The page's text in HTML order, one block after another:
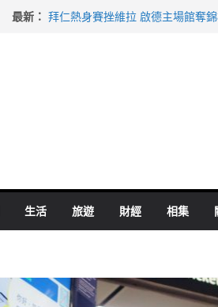
最新： 拜仁熱身賽挫維拉 啟德主場館奪
生活 旅遊 財經 相集